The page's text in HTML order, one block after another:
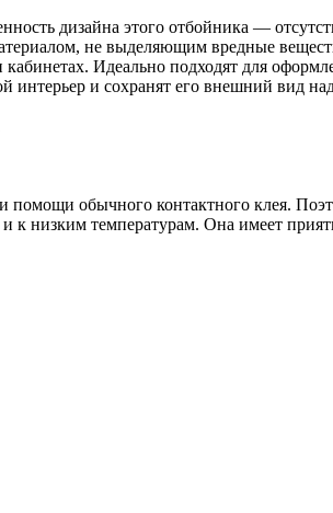
дизайна этого отбойника —
не выделяющим вредные
Идеально подходят для
и сохранят его внешний вид
помощи обычного контактного клея.
к низким температурам. Она имеет